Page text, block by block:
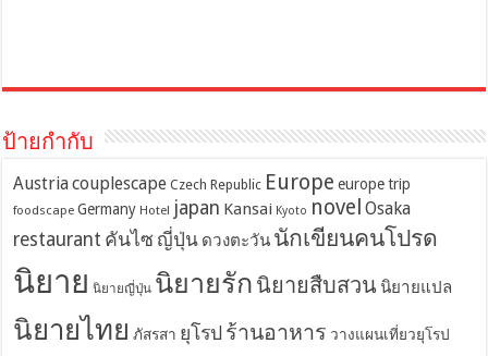
ป้ายกำกับ
Austriacouplescape Czech Republic Europe europe trip
foodscape Germany Hotel japan Kansai Kyoto novel Osaka
restaurant คันไซ ญี่ปุ่น ดวงตะวัน นักเขียนคนโปรด
นิยาย นิยายญี่ปุ่น นิยายรัก นิยายสืบสวน นิยายแปล
นิยายไทย ภัสรสา ยุโรป ร้านอาหาร วางแผนเที่ยวยุโรป